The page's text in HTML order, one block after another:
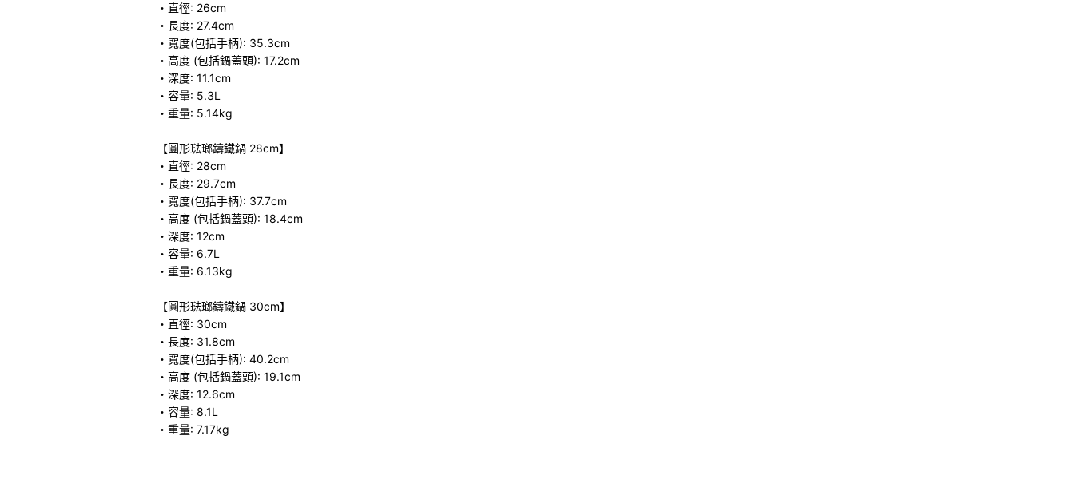
・直徑: 26cm
・長度: 27.4cm
・寬度(包括手柄): 35.3cm
・高度 (包括鍋蓋頭): 17.2cm
・深度: 11.1cm
・容量: 5.3L
・重量: 5.14kg
【圓形琺瑯鑄鐵鍋 28cm】
・直徑: 28cm
・長度: 29.7cm
・寬度(包括手柄): 37.7cm
・高度 (包括鍋蓋頭): 18.4cm
・深度: 12cm
・容量: 6.7L
・重量: 6.13kg
【圓形琺瑯鑄鐵鍋 30cm】
・直徑: 30cm
・長度: 31.8cm
・寬度(包括手柄): 40.2cm
・高度 (包括鍋蓋頭): 19.1cm
・深度: 12.6cm
・容量: 8.1L
・重量: 7.17kg